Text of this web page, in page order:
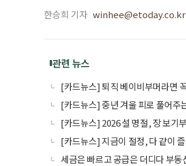
한승희 기자 winhee@etoday.co.kr
관련 뉴스
[카드뉴스] 퇴직 베이비부머라면
[카드뉴스] 중년 겨울 피로 풀어주
[카드뉴스] 2026 설 명절, 장 보기
[카드뉴스] 지금이 절정, 다 같이
세금은 빠르고 공급은 더디다 부동